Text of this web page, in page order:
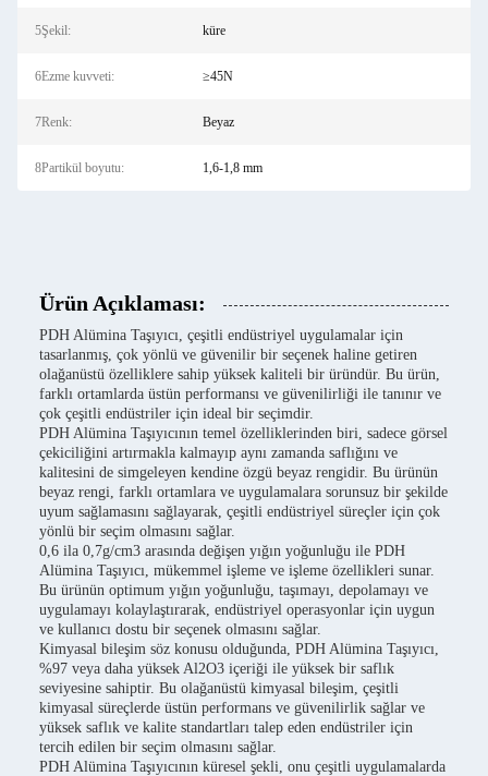
5Şekil: küre
6Ezme kuvveti: ≥45N
7Renk: Beyaz
8Partikül boyutu: 1,6-1,8 mm
Ürün Açıklaması:
PDH Alümina Taşıyıcı, çeşitli endüstriyel uygulamalar için
tasarlanmış, çok yönlü ve güvenilir bir seçenek haline getiren
olağanüstü özelliklere sahip yüksek kaliteli bir üründür. Bu ürün,
farklı ortamlarda üstün performansı ve güvenilirliği ile tanınır ve
çok çeşitli endüstriler için ideal bir seçimdir.
PDH Alümina Taşıyıcının temel özelliklerinden biri, sadece görsel
çekiciliğini artırmakla kalmayıp aynı zamanda saflığını ve
kalitesini de simgeleyen kendine özgü beyaz rengidir. Bu ürünün
beyaz rengi, farklı ortamlara ve uygulamalara sorunsuz bir şekilde
uyum sağlamasını sağlayarak, çeşitli endüstriyel süreçler için çok
yönlü bir seçim olmasını sağlar.
0,6 ila 0,7g/cm3 arasında değişen yığın yoğunluğu ile PDH
Alümina Taşıyıcı, mükemmel işleme ve işleme özellikleri sunar.
Bu ürünün optimum yığın yoğunluğu, taşımayı, depolamayı ve
uygulamayı kolaylaştırarak, endüstriyel operasyonlar için uygun
ve kullanıcı dostu bir seçenek olmasını sağlar.
Kimyasal bileşim söz konusu olduğunda, PDH Alümina Taşıyıcı,
%97 veya daha yüksek Al2O3 içeriği ile yüksek bir saflık
seviyesine sahiptir. Bu olağanüstü kimyasal bileşim, çeşitli
kimyasal süreçlerde üstün performans ve güvenilirlik sağlar ve
yüksek saflık ve kalite standartları talep eden endüstriler için
tercih edilen bir seçim olmasını sağlar.
PDH Alümina Taşıyıcının küresel şekli, onu çeşitli uygulamalarda